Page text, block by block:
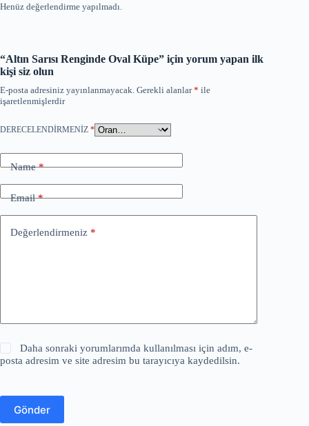
Henüz değerlendirme yapılmadı.
“Altın Sarısı Renginde Oval Küpe” için yorum yapan ilk
kişi siz olun
E-posta adresiniz yayınlanmayacak. Gerekli alanlar* ile
işaretlenmişlerdir
DERECELENDIRMENIZ *
Name*
Email*
Değerlendirmeniz *
Daha sonraki yorumlarımda kullanılması için adım, e-
posta adresim ve site adresim bu tarayıcıya kaydedilsin.
Gönder